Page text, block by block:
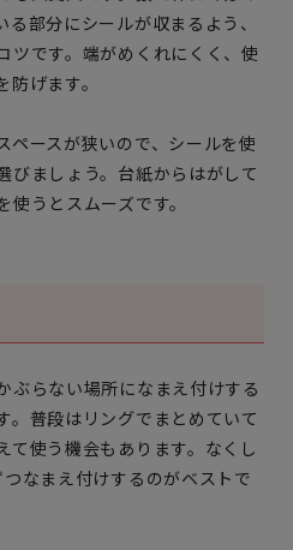
部分にシールが収まるよう、
ツです。端がめくれにくく、使
げます。
ペースが狭いので、シールを使
びましょう。台紙からはがして
うとスムーズです。
ぶらない場所になまえ付けする
。普段はリングでまとめていて
て使う機会もあります。なくし
なまえ付けするのがベストで